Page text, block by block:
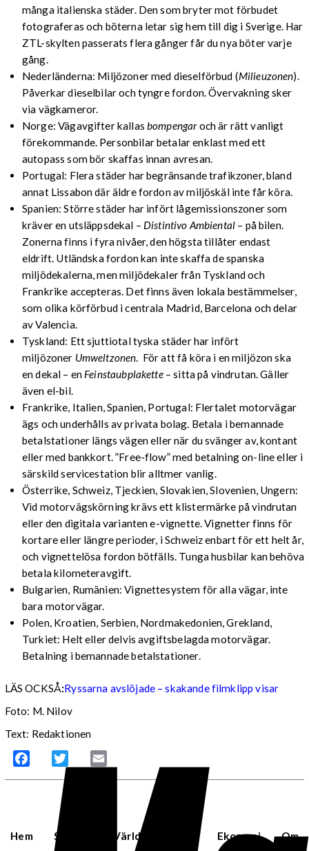
många italienska städer. Den som bryter mot förbudet
fotograferas och böterna letar sig hem till dig i Sverige. Har
ZTL-skylten passerats flera gånger får du nya böter varje
gång.
Nederländerna: Miljözoner med dieselförbud (Milieuzonen).
Påverkar dieselbilar och tyngre fordon. Övervakning sker
via vägkameror.
Norge: Vägavgifter kallasbompengaroch är rätt vanligt
förekommande. Personbilar betalar enklast med ett
autopass som bör skaffas innan avresan.
Portugal: Flera städer har begränsande trafikzoner, bland
annat Lissabon där äldre fordon av miljöskäl inte får köra.
Spanien: Större städer har infört lågemissionszoner som
kräver en utsläppsdekal – Distintivo Ambiental – på bilen.
Zonerna finns i fyra nivåer, den högsta tillåter endast
eldrift. Utländska fordon kan inte skaffa de spanska
miljödekalerna, men miljödekaler från Tyskland och
Frankrike accepteras. Det finns även lokala bestämmelser,
som olika körförbud i centrala Madrid, Barcelona och delar
av Valencia.
Tyskland: Ett sjuttiotal tyska städer har infört
miljözoner Umweltzonen. För att få köra i en miljözon ska
en dekal – en Feinstaubplakette– sitta på vindrutan. Gäller
även el-bil.
Frankrike, Italien, Spanien, Portugal: Flertalet motorvägar
ägs och underhålls av privata bolag. Betala i bemannade
betalstationer längs vägen eller när du svänger av, kontant
eller med bankkort. ”Free-flow” med betalning on-line eller i
särskild servicestation blir alltmer vanlig.
Österrike, Schweiz, Tjeckien, Slovakien, Slovenien, Ungern:
Vid motorvägskörning krävs ett klistermärke på vindrutan
eller den digitala varianten e-vignette. Vignetter finns för
kortare eller längre perioder, i Schweiz enbart för ett helt år,
och vignettelösa fordon bötfälls. Tunga husbilar kan behöva
betala kilometeravgift.
Bulgarien, Rumänien: Vignettesystem för alla vägar, inte
bara motorvägar.
Polen, Kroatien, Serbien, Nordmakedonien, Grekland,
Turkiet: Helt eller delvis avgiftsbelagda motorvägar.
Betalning i bemannade betalstationer.
LÄS OCKSÅ:Ryssarna avslöjade – skakande filmklipp visar
Foto: M. Nilov
Text: Redaktionen
Facebook Twitter
Hem Sverige Världen Ekonomi Om